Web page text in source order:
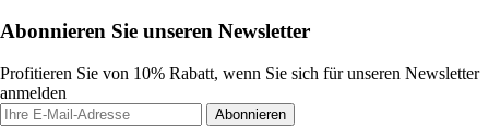
Abonnieren Sie unseren Newsletter
Profitieren Sie von 10% Rabatt, wenn Sie sich für unseren Newsletter
anmelden
Abonnieren